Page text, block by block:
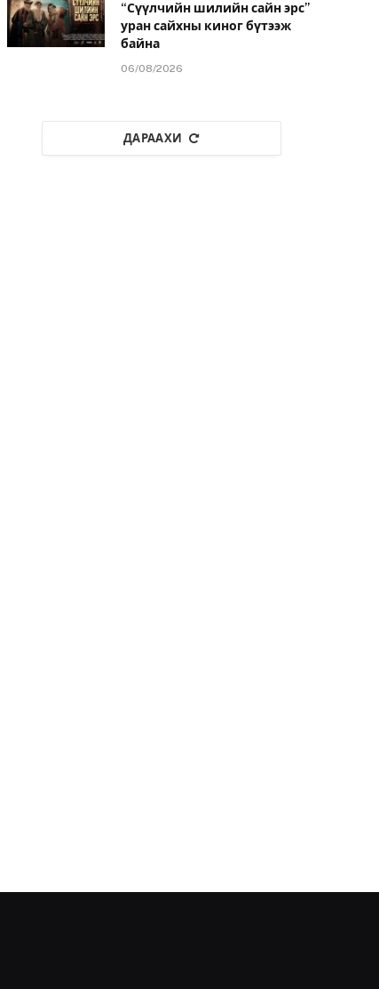
“Сүүлчийн шилийн сайн эрс”
уран сайхны киног бүтээж
байна
06/08/2026
ДАРААХИ